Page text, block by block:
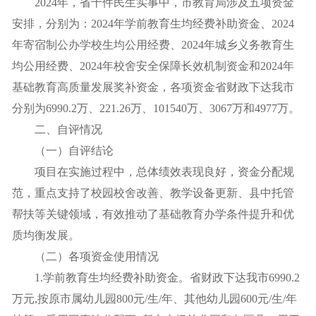
2024年，省十件民生实事中，市教育局涉及五项资金
安排，分别为：2024年学前教育生均经费补助资金、2024
年寄宿制公办学校生均公用经费、2024年城乡义务教育生
均公用经费、2024年校舍安全保障长效机制资金和2024年
基础教育高质量发展奖补资金，各项资金省财政下达我市
分别为6990.2万、221.26万、101540万、3067万和4977万。
二、自评情况
（一）自评结论
项目在实施过程中，总体绩效表现良好，资金分配规
范，重点支持了校园校舍改善、教学设备更新、县中托管
帮扶等关键领域，有效推动了基础教育办学条件提升和优
质均衡发展。
（二）各项资金使用情况
1.学前教育生均经费补助资金。省财政下达我市6990.2
万元,按原市属幼儿园800元/生/年、其他幼儿园600元/生/年